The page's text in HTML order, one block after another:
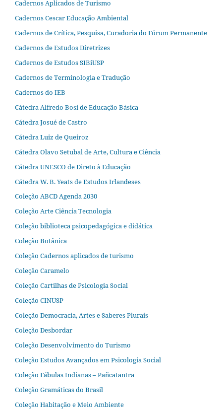
Cadernos Aplicados de Turismo
Cadernos Cescar Educação Ambiental
Cadernos de Crítica, Pesquisa, Curadoria do Fórum Permanente
Cadernos de Estudos Diretrizes
Cadernos de Estudos SIBiUSP
Cadernos de Terminologia e Tradução
Cadernos do IEB
Cátedra Alfredo Bosi de Educação Básica
Cátedra Josué de Castro
Cátedra Luiz de Queiroz
Cátedra Olavo Setubal de Arte, Cultura e Ciência
Cátedra UNESCO de Direto à Educação
Cátedra W. B. Yeats de Estudos Irlandeses
Coleção ABCD Agenda 2030
Coleção Arte Ciência Tecnologia
Coleção biblioteca psicopedagógica e didática
Coleção Botânica
Coleção Cadernos aplicados de turismo
Coleção Caramelo
Coleção Cartilhas de Psicologia Social
Coleção CINUSP
Coleção Democracia, Artes e Saberes Plurais
Coleção Desbordar
Coleção Desenvolvimento do Turismo
Coleção Estudos Avançados em Psicologia Social
Coleção Fábulas Indianas – Pañcatantra
Coleção Gramáticas do Brasil
Coleção Habitação e Meio Ambiente